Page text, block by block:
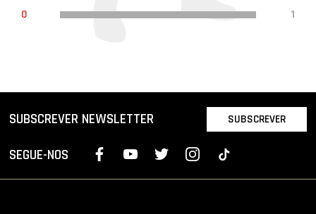
0
1
SUBSCREVER NEWSLETTER SUBSCREVER
SEGUE-NOS